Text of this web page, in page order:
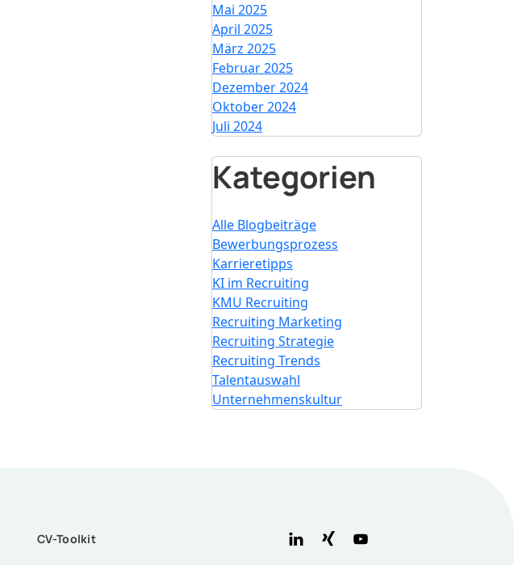
Mai 2025
April 2025
März 2025
Februar 2025
Dezember 2024
Oktober 2024
Juli 2024
Kategorien
Alle Blogbeiträge
Bewerbungsprozess
Karrieretipps
KI im Recruiting
KMU Recruiting
Recruiting Marketing
Recruiting Strategie
Recruiting Trends
Talentauswahl
Unternehmenskultur
CV-Toolkit